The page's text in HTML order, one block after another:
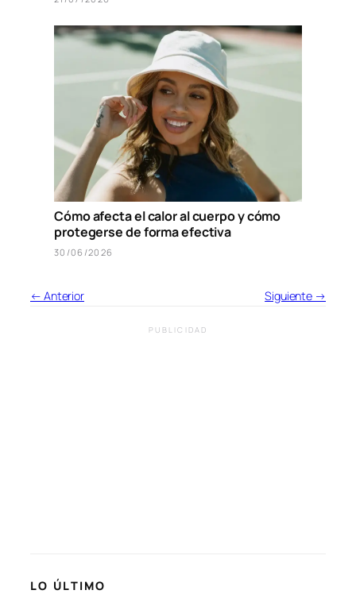
Cómo afecta el calor al cuerpo y cómo
protegerse de forma efectiva
30/06/2026
← Anterior Siguiente →
PUBLICIDAD
LO ÚLTIMO